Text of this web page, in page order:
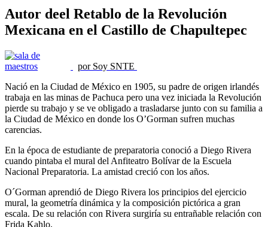
Autor deel Retablo de la Revolución
Mexicana en el Castillo de Chapultepec
por Soy SNTE
Nació en la Ciudad de México en 1905, su padre de origen irlandés
trabaja en las minas de Pachuca pero una vez iniciada la Revolución
pierde su trabajo y se ve obligado a trasladarse junto con su familia a
la Ciudad de México en donde los O’Gorman sufren muchas
carencias.
En la época de estudiante de preparatoria conoció a Diego Rivera
cuando pintaba el mural del Anfiteatro Bolívar de la Escuela
Nacional Preparatoria. La amistad creció con los años.
O´Gorman aprendió de Diego Rivera los principios del ejercicio
mural, la geometría dinámica y la composición pictórica a gran
escala. De su relación con Rivera surgiría su entrañable relación con
Frida Kahlo.